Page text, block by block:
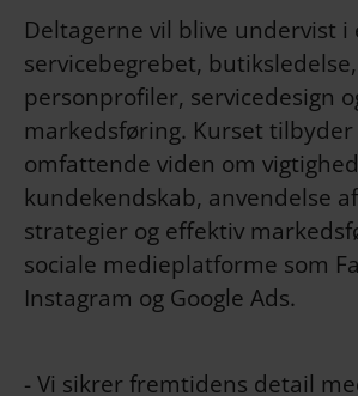
Deltagerne vil blive undervist i
servicebegrebet, butiksledelse,
personprofiler, servicedesign
markedsføring. Kurset tilbyder
omfattende viden om
kundekendskab, anvendelse
strategier og effektiv
sociale medieplatforme som
Instagram og Google Ads.
- Vi sikrer fremtidens detail